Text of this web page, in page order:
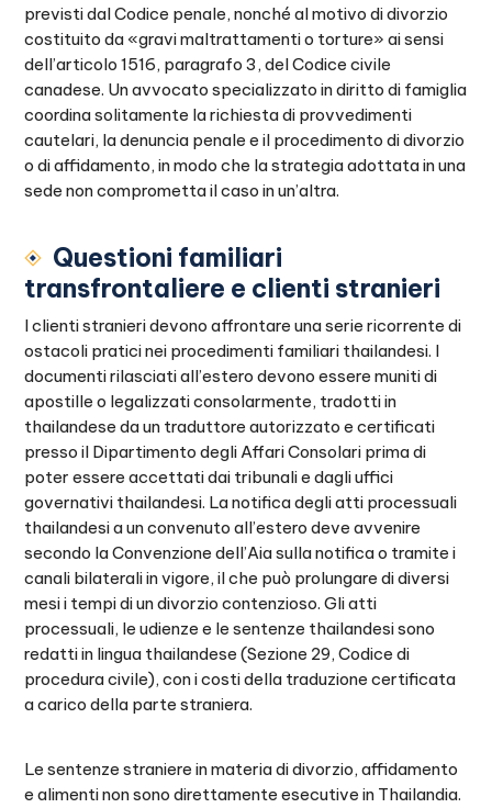
previsti dal Codice penale, nonché al motivo di divorzio
costituito da «gravi maltrattamenti o torture» ai sensi
dell’articolo 1516, paragrafo 3, del Codice civile
canadese. Un avvocato specializzato in diritto di famiglia
coordina solitamente la richiesta di provvedimenti
cautelari, la denuncia penale e il procedimento di divorzio
o di affidamento, in modo che la strategia adottata in una
sede non comprometta il caso in un’altra.
Questioni familiari
transfrontaliere e clienti stranieri
I clienti stranieri devono affrontare una serie ricorrente di
ostacoli pratici nei procedimenti familiari thailandesi. I
documenti rilasciati all’estero devono essere muniti di
apostille o legalizzati consolarmente, tradotti in
thailandese da un traduttore autorizzato e certificati
presso il Dipartimento degli Affari Consolari prima di
poter essere accettati dai tribunali e dagli uffici
governativi thailandesi. La notifica degli atti processuali
thailandesi a un convenuto all’estero deve avvenire
secondo la Convenzione dell’Aia sulla notifica o tramite i
canali bilaterali in vigore, il che può prolungare di diversi
mesi i tempi di un divorzio contenzioso. Gli atti
processuali, le udienze e le sentenze thailandesi sono
redatti in lingua thailandese (Sezione 29, Codice di
procedura civile), con i costi della traduzione certificata
a carico della parte straniera.
Le sentenze straniere in materia di divorzio, affidamento
e alimenti non sono direttamente esecutive in Thailandia.